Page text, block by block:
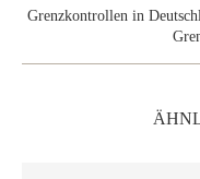
Grenzkontrollen in